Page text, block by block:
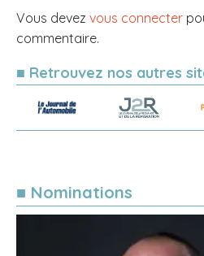
Vous devez vous connecter
commentaire.
■ Retrouvez nos autres
■ Nominations